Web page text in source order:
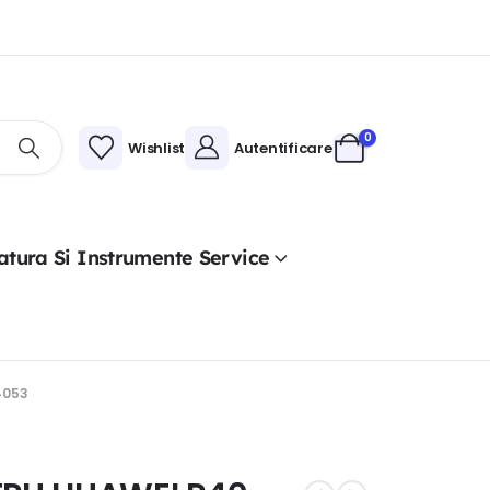
Wishlist Autentificare
0
Si Instrumente Service